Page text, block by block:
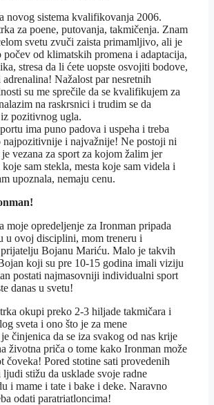
novog sistema kvalifikovanja 2006.
za poene, putovanja, takmičenja. Znam
svetu zvuči zaista primamljivo, ali je
počev od klimatskih promena i adaptacija,
stresa da li ćete uopste osvojiti bodove,
Nažalost par nesretnih
su me sprečile da se kvalifikujem za
na raskrsnici i trudim se da
pozitivnog ugla.
ima puno padova i uspeha i treba
i najvažnije! Ne postoji ni
vezana za sport za kojom žalim jer
sam stekla, mesta koje sam videla i
upoznala, nemaju cenu.
moje opredeljenje za Ironman pripada
u ovoj disciplini, mom treneru i
Bojanu Mariću. Malo je takvih
koji su pre 10-15 godina imali viziju
postati najmasovniji individualni sport
danas u svetu!
okupi preko 2-3 hiljade takmičara i
sveta i ono što je za mene
činjenica da se iza svakog od nas krije
životna priča o tome kako Ironman može
čoveka! Pored stotine sati provedenih
stižu da usklade svoje radne
i mame i tate i bake i deke. Naravno
odati paratriatloncima!